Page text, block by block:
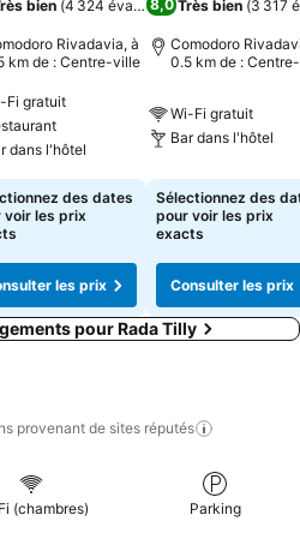
bien (4 324 évaluations)
Rivadavia, à
km de : Centre-ville
Fi gratuit
dans l'hôtel
des dates
voir les prix
les prix
8,0 Très bien (3 317
Comodoro
0.5 km de :
Wi-Fi gratuit
Bar dans l'hôtel
Sélectionnez des
pour voir les prix
exacts
Consulter les prix
pour Rada Tilly
provenant de sites réputés
(chambres) Parking